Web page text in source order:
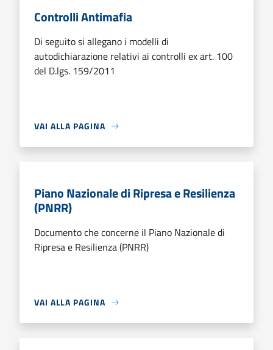
Controlli Antimafia
Di seguito si allegano i modelli di
autodichiarazione relativi ai controlli ex art. 100
del D.lgs. 159/2011
VAI ALLA PAGINA
Piano Nazionale di Ripresa e Resilienza
(PNRR)
Documento che concerne il Piano Nazionale di
Ripresa e Resilienza (PNRR)
VAI ALLA PAGINA